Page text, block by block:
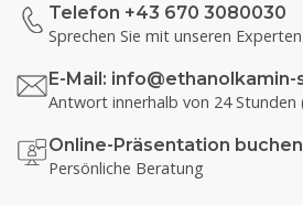
Telefon +43 670 3080030
Sprechen Sie mit unseren Experten
E-Mail: info@ethanolkamin-
Antwort innerhalb von 24 Stunden
Online-Präsentation buchen
Persönliche Beratung